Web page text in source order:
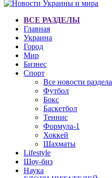
ВСЕ РАЗДЕЛЫ
Главная
Украина
Город
Мир
Бизнес
Спорт
Все новости раздела
Футбол
Бокс
Баскетбол
Теннис
Формула-1
Хоккей
Шахматы
Lifestyle
Шоу-биз
Наука